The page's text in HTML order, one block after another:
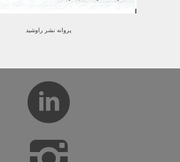
پروانه نشر راوشید